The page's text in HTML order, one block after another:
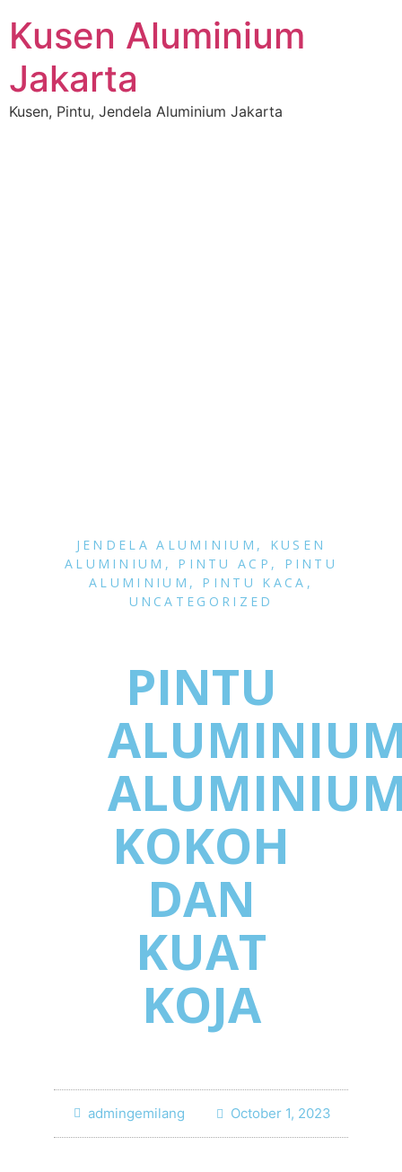
Kusen Aluminium
Jakarta
Kusen, Pintu, Jendela Aluminium Jakarta
JENDELA ALUMINIUM , KUSEN
ALUMINIUM , PINTU ACP , PINTU
ALUMINIUM , PINTU KACA ,
UNCATEGORIZED
PINTU
KOKOH
DAN
KUAT
KOJA
admingemilang October 1, 2023